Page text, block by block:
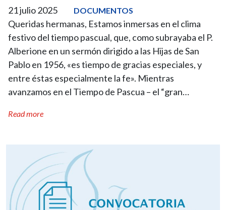
21 julio 2025 DOCUMENTOS
Queridas hermanas, Estamos inmersas en el clima
festivo del tiempo pascual, que, como subrayaba el P.
Alberione en un sermón dirigido a las Hijas de San
Pablo en 1956, «es tiempo de gracias especiales, y
entre éstas especialmente la fe». Mientras
avanzamos en el Tiempo de Pascua – el “gran…
Read more